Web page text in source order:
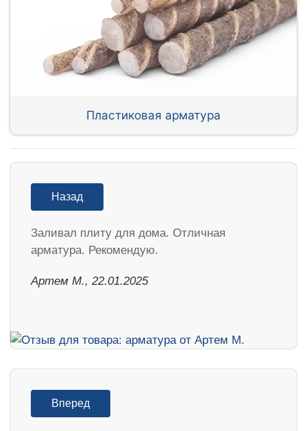
Пластиковая арматура
Назад
Заливал плиту для дома. Отличная
арматура. Рекомендую.
Артем М., 22.01.2025
Вперед